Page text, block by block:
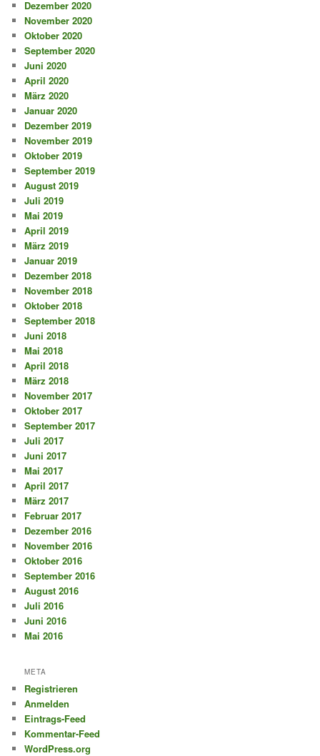
Dezember 2020
November 2020
Oktober 2020
September 2020
Juni 2020
April 2020
März 2020
Januar 2020
Dezember 2019
November 2019
Oktober 2019
September 2019
August 2019
Juli 2019
Mai 2019
April 2019
März 2019
Januar 2019
Dezember 2018
November 2018
Oktober 2018
September 2018
Juni 2018
Mai 2018
April 2018
März 2018
November 2017
Oktober 2017
September 2017
Juli 2017
Juni 2017
Mai 2017
April 2017
März 2017
Februar 2017
Dezember 2016
November 2016
Oktober 2016
September 2016
August 2016
Juli 2016
Juni 2016
Mai 2016
META
Registrieren
Anmelden
Eintrags-Feed
Kommentar-Feed
WordPress.org